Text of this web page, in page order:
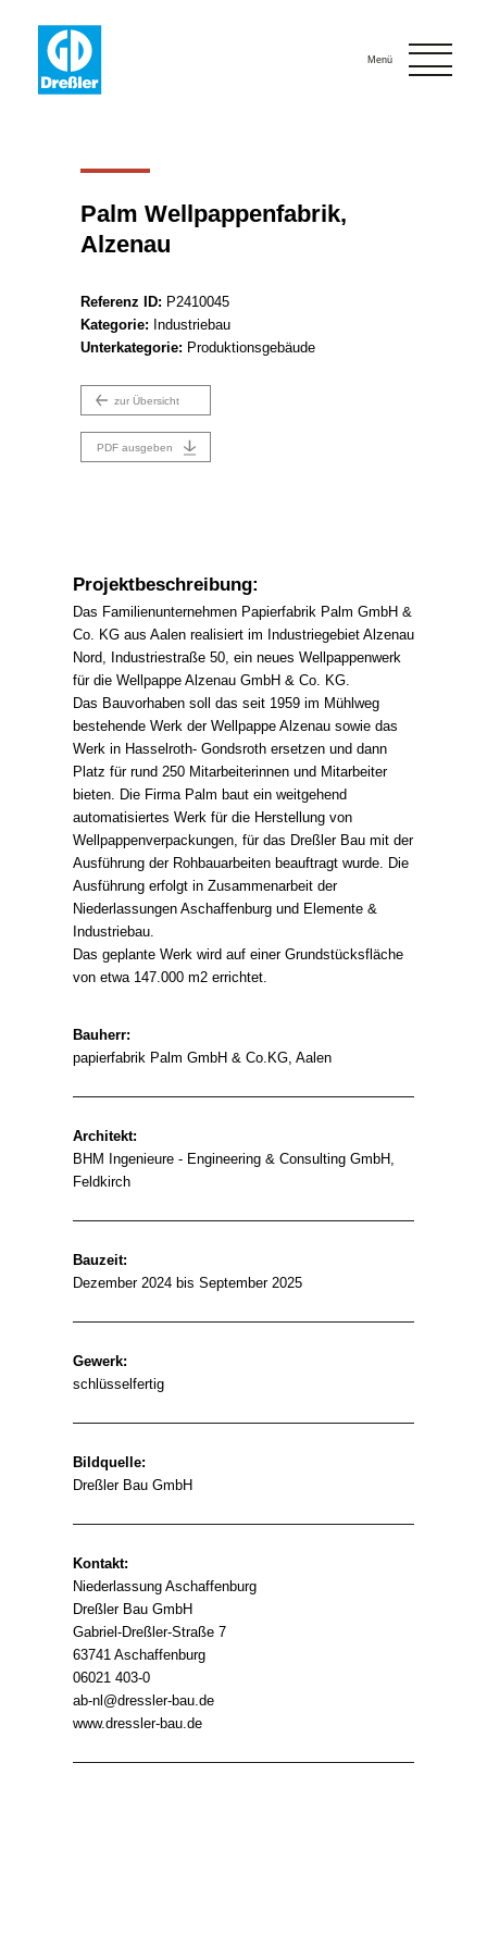
Menü
Palm Wellpappenfabrik,
Alzenau
Referenz ID: P2410045
Kategorie: Industriebau
Unterkategorie: Produktionsgebäude
zur Übersicht
PDF ausgeben
Projektbeschreibung:
Das Familienunternehmen Papierfabrik Palm GmbH &
Co. KG aus Aalen realisiert im Industriegebiet Alzenau
Nord, Industriestraße 50, ein neues Wellpappenwerk
für die Wellpappe Alzenau GmbH & Co. KG.
Das Bauvorhaben soll das seit 1959 im Mühlweg
bestehende Werk der Wellpappe Alzenau sowie das
Werk in Hasselroth- Gondsroth ersetzen und dann
Platz für rund 250 Mitarbeiterinnen und Mitarbeiter
bieten. Die Firma Palm baut ein weitgehend
automatisiertes Werk für die Herstellung von
Wellpappenverpackungen, für das Dreßler Bau mit der
Ausführung der Rohbauarbeiten beauftragt wurde. Die
Ausführung erfolgt in Zusammenarbeit der
Niederlassungen Aschaffenburg und Elemente &
Industriebau.
Das geplante Werk wird auf einer Grundstücksfläche
von etwa 147.000 m2 errichtet.
Bauherr:
papierfabrik Palm GmbH & Co.KG, Aalen
Architekt:
BHM Ingenieure - Engineering & Consulting GmbH,
Feldkirch
Bauzeit:
Dezember 2024 bis September 2025
Gewerk:
schlüsselfertig
Bildquelle:
Dreßler Bau GmbH
Kontakt:
Niederlassung Aschaffenburg
Dreßler Bau GmbH
Gabriel-Dreßler-Straße 7
63741 Aschaffenburg
06021 403-0
ab-nl@dressler-bau.de
www.dressler-bau.de